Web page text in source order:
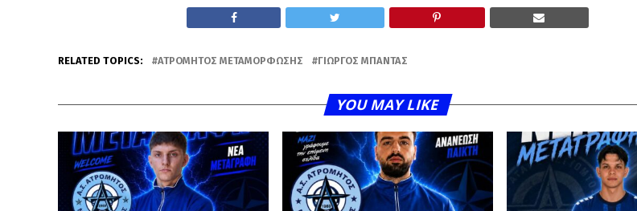
RELATED TOPICS: ΑΤΡΌΜΗΤΟΣ ΜΕΤΑΜΌΡΦΩΣΗΣ ΓΙΏΡΓΟΣ ΜΠΑΝΤΆΣ
YOU MAY LIKE